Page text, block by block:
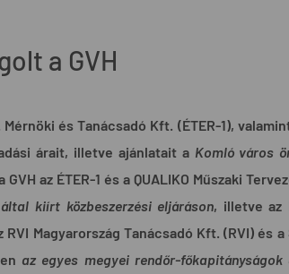
a GVH
és Tanácsadó Kft. (ÉTER-1),
árait, illetve ajánlatait a Komló város
GVH az ÉTER-1 és a QUALIKO Műszaki
kiírt közbeszerzési eljáráson, illetve az
Magyarország Tanácsadó Kft. (RVI) és a
az egyes megyei rendőr-